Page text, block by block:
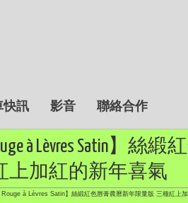
快訊 影音 聯絡合作
à Lèvres Satin】
上加紅的新年喜氣
à Lèvres Satin】絲緞紅色唇膏農曆新年限量版 三種紅上